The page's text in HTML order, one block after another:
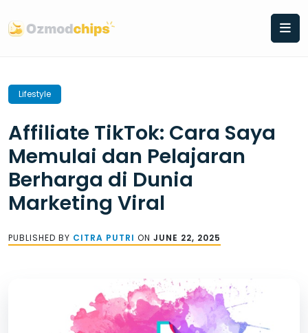
to
content
Lifestyle
Affiliate TikTok: Cara Saya
Memulai dan Pelajaran
Berharga di Dunia
Marketing Viral
PUBLISHED BY CITRA PUTRI ON JUNE 22, 2025